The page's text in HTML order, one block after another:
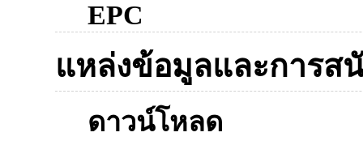
EPC
แหล่งข้อมูลและการส
ดาวน์โหลด